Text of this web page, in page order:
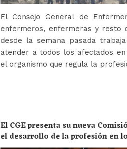
El Consejo General de
enfermeros, enfermeras y resto
desde la semana pasada
atender a todos los afectados
el organismo que regula la
El CGE presenta su nueva
el desarrollo de la profesión en